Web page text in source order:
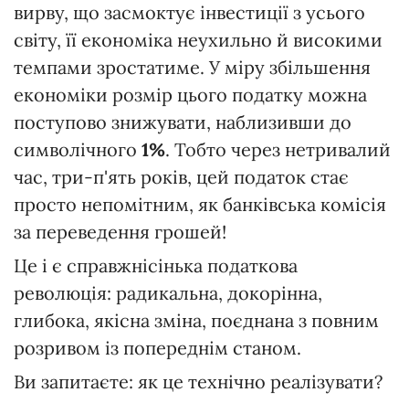
вирву, що засмоктує інвестиції з усього
світу, її економіка неухильно й високими
темпами зростатиме. У міру збільшення
економіки розмір цього податку можна
поступово знижувати, наблизивши до
символічного 1%. Тобто через нетривалий
час, три-п'ять років, цей податок стає
просто непомітним, як банківська комісія
за переведення грошей!
Це і є справжнісінька податкова
революція: радикальна, докорінна,
глибока, якісна зміна, поєднана з повним
розривом із попереднім станом.
Ви запитаєте: як це технічно реалізувати?